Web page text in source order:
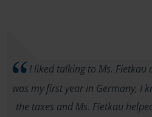
I liked talking to Ms. Fietkau
was my first year in Germany, I
the taxes and Ms. Fietkau